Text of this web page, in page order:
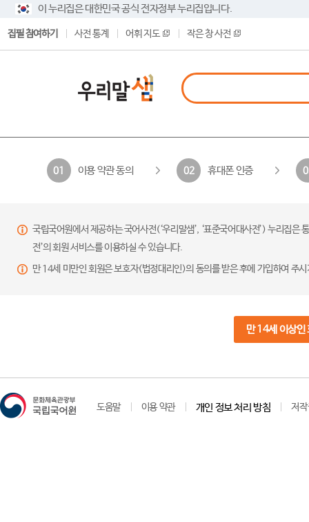
이 누리집은 대한민국 공식 전자정부 누리집입니다.
집필 참여하기 사전 통계 어휘 지도 작은 창 사전
01 이용 약관 동의 02 휴대폰 인증
국립국어원에서 제공하는 국어사전(‘우리말샘’, ‘표준국어대사전’) 누리집
전’의 회원 서비스를 이용하실 수 있습니다.
만 14세 미만인 회원은 보호자(법정대리인)의 동의를 받은 후에 가입하여 주
만 14세 이상인
도움말 이용 약관 개인 정보 처리 방침 저